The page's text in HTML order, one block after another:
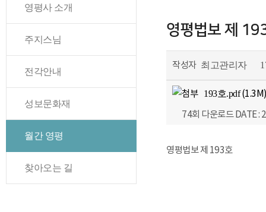
영평사 소개
주지스님
전각안내
성보문화재
월간 영평
찾아오는 길
영평법보 제
작성자 최고관리자
193호.pdf
74회 다운로드 DATE :
영평법보 제 193호